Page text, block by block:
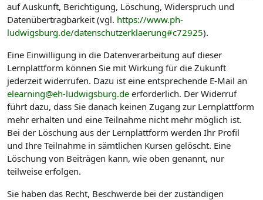
auf Auskunft, Berichtigung, Löschung, Widerspruch und
Datenübertragbarkeit (vgl. https://www.ph-
ludwigsburg.de/datenschutzerklaerung#c72925).
Eine Einwilligung in die Datenverarbeitung auf dieser
Lernplattform können Sie mit Wirkung für die Zukunft
jederzeit widerrufen. Dazu ist eine entsprechende E-Mail an
elearning@eh-ludwigsburg.de erforderlich. Der Widerruf
führt dazu, dass Sie danach keinen Zugang zur Lernplattform
mehr erhalten und eine Teilnahme nicht mehr möglich ist.
Bei der Löschung aus der Lernplattform werden Ihr Profil
und Ihre Teilnahme in sämtlichen Kursen gelöscht. Eine
Löschung von Beiträgen kann, wie oben genannt, nur
teilweise erfolgen.
Sie haben das Recht, Beschwerde bei der zuständigen